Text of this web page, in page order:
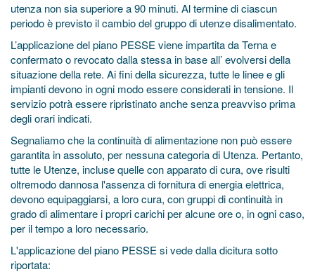
utenza non sia superiore a 90 minuti. Al termine di ciascun
periodo è previsto il cambio del gruppo di utenze disalimentato.
L’applicazione del piano PESSE viene impartita da Terna e
confermato o revocato dalla stessa in base all’ evolversi della
situazione della rete. Ai fini della sicurezza, tutte le linee e gli
impianti devono in ogni modo essere considerati in tensione. Il
servizio potrà essere ripristinato anche senza preavviso prima
degli orari indicati.
Segnaliamo che la continuità di alimentazione non può essere
garantita in assoluto, per nessuna categoria di Utenza. Pertanto,
tutte le Utenze, incluse quelle con apparato di cura, ove risulti
oltremodo dannosa l'assenza di fornitura di energia elettrica,
devono equipaggiarsi, a loro cura, con gruppi di continuità in
grado di alimentare i propri carichi per alcune ore o, in ogni caso,
per il tempo a loro necessario.
L'applicazione del piano PESSE si vede dalla dicitura sotto
riportata: